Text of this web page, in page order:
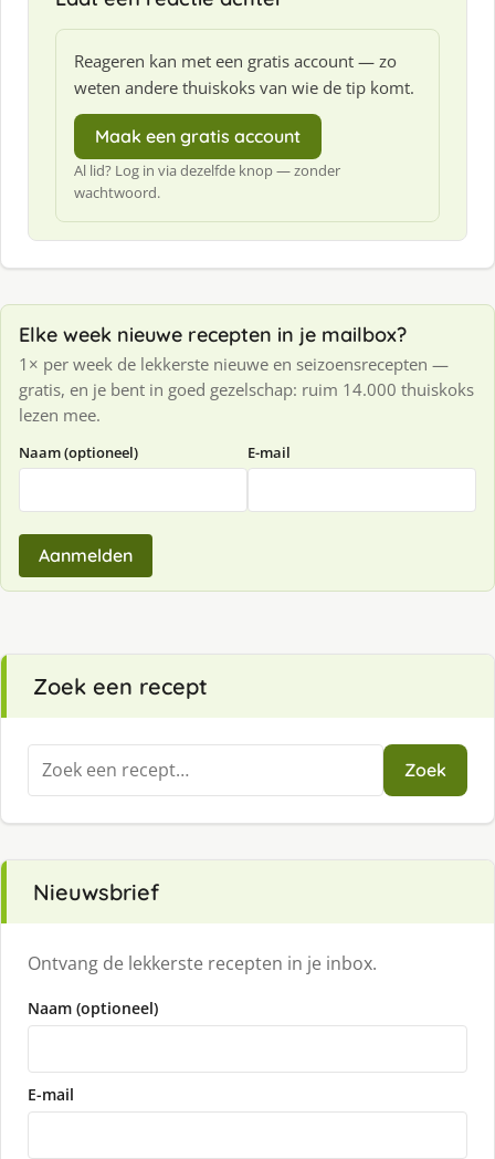
Reageren kan met een gratis account — zo
weten andere thuiskoks van wie de tip komt.
Maak een gratis account
Al lid? Log in via dezelfde knop — zonder
wachtwoord.
Elke week nieuwe recepten in je mailbox?
1× per week de lekkerste nieuwe en seizoensrecepten —
gratis, en je bent in goed gezelschap: ruim 14.000 thuiskoks
lezen mee.
Naam (optioneel) E-mail
Aanmelden
Zoek een recept
Zoeken
naar:
Zoek
Nieuwsbrief
Ontvang de lekkerste recepten in je inbox.
Naam (optioneel)
E-mail